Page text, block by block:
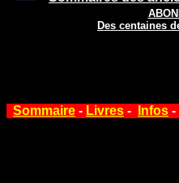
Des centaines
Sommaire - Livres - Infos -